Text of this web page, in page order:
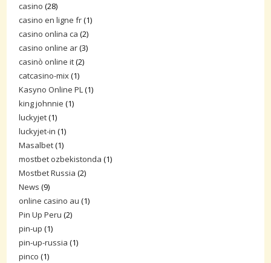
casino (28)
casino en ligne fr(1)
casino onlina ca (2)
casino online ar(3)
casinò online it(2)
catcasino-mix(1)
Kasyno Online PL(1)
king johnnie (1)
luckyjet(1)
luckyjet-in (1)
Masalbet(1)
mostbet ozbekistonda (1)
Mostbet Russia (2)
News (9)
online casino au (1)
Pin Up Peru (2)
pin-up (1)
pin-up-russia (1)
pinco (1)